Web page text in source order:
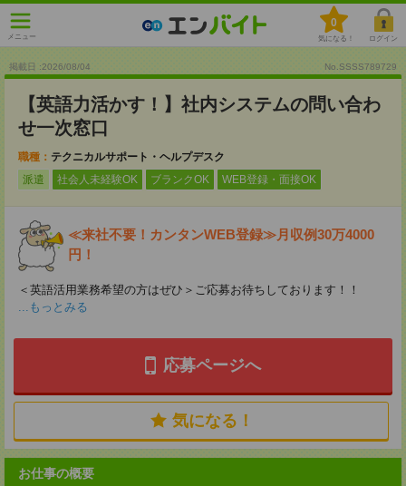
メニュー
0
気になる！ ログイン
掲載日 :2026/08/04 No.SSSS789729
【英語力活かす！】社内システムの問い合わ
せ一次窓口
職種： テクニカルサポート・ヘルプデスク
派遣
社会人未経験OK ブランクOK WEB登録・面接OK
≪来社不要！カンタンWEB登録≫月収例30万4000
円！
＜英語活用業務希望の方はぜひ＞ご応募お待ちしております！！
...もっとみる
応募ページへ
気になる！
お仕事の概要